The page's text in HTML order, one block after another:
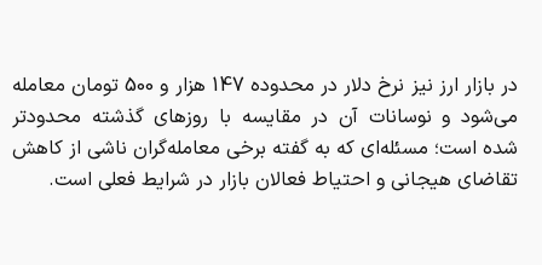
در بازار ارز نیز نرخ دلار در محدوده 147 هزار و 500 تومان معامله
می‌شود و نوسانات آن در مقایسه با روزهای گذشته محدودتر
شده است؛ مسئله‌ای که به گفته برخی معامله‌گران ناشی از کاهش
تقاضای هیجانی و احتیاط فعالان بازار در شرایط فعلی است.